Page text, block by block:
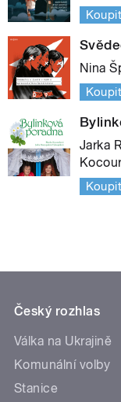
Koupit
Nina
Koupit
Jarka
Koupit
Český rozhlas
Válka na Ukrajině
Komunální volby
Stanice